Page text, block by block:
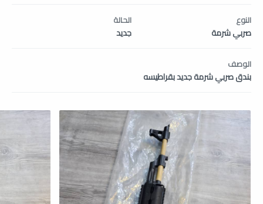
النوع
صربي شرمة
الحالة
جديد
الوصف
بندق صربي شرمة جديد بقراطيسه